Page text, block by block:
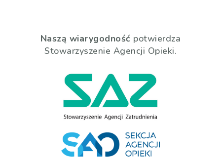
Naszą wiarygodność potwierdza
Stowarzyszenie Agencji Opieki.